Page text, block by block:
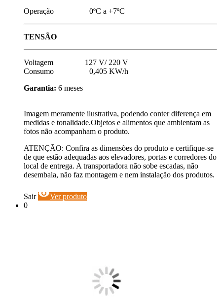
Operação 0ºC a +7ºC
TENSÃO
Voltagem 127 V/ 220 V
Consumo 0,405 KW/h
Garantia: 6 meses
Imagem meramente ilustrativa, podendo conter diferença em
medidas e tonalidade.Objetos e alimentos que ambientam as
fotos não acompanham o produto.
ATENÇÃO: Confira as dimensões do produto e certifique-se
de que estão adequadas aos elevadores, portas e corredores do
local de entrega. A transportadora não sobe escadas, não
desembala, não faz montagem e nem instalação dos produtos.
Sair visibilityVer produto
0